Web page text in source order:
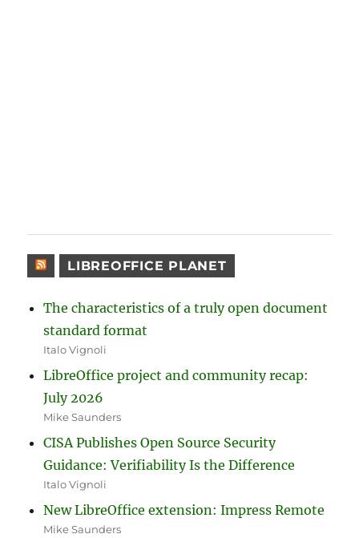
LIBREOFFICE PLANET
The characteristics of a truly open document
standard format
Italo Vignoli
LibreOffice project and community recap:
July 2026
Mike Saunders
CISA Publishes Open Source Security
Guidance: Verifiability Is the Difference
Italo Vignoli
New LibreOffice extension: Impress Remote
Mike Saunders